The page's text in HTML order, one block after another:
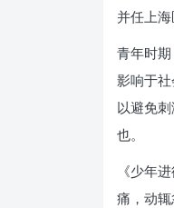
并任上
青年时
影响于
以避免
也。
《少年
痛，动